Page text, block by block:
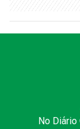
No